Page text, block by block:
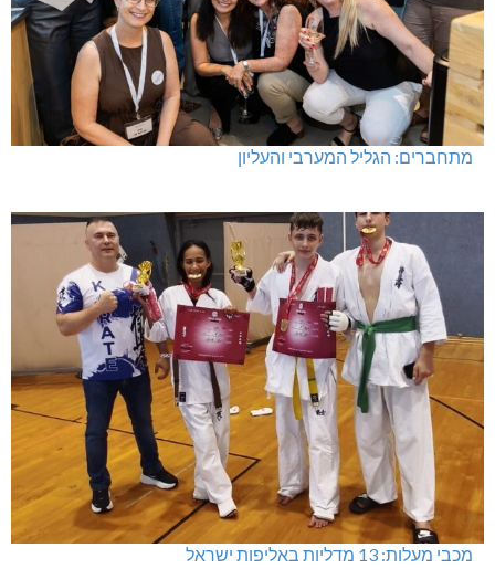
מתחברים: הגליל המערבי והעליון
מכבי מעלות: 13 מדליות באליפות ישראל